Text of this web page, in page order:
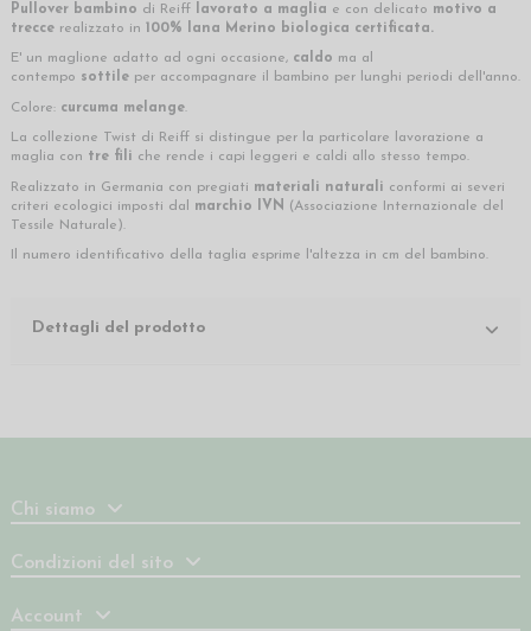
Pullover bambino di Reiff lavorato a maglia e con delicato motivo a
trecce realizzato in 100% lana Merino biologica certificata.
E' un maglione adatto ad ogni occasione, caldo ma al
contempo sottile per accompagnare il bambino per lunghi periodi dell'anno.
Colore: curcuma melange.
La collezione Twist di Reiff si distingue per la particolare lavorazione a
maglia con tre fili che rende i capi leggeri e caldi allo stesso tempo.
Realizzato in Germania con pregiati materiali naturali conformi ai severi
criteri ecologici imposti dal marchio IVN (Associazione Internazionale del
Tessile Naturale).
Il numero identificativo della taglia esprime l'altezza in cm del bambino.
Dettagli del prodotto
Chi siamo
Condizioni del sito
Account